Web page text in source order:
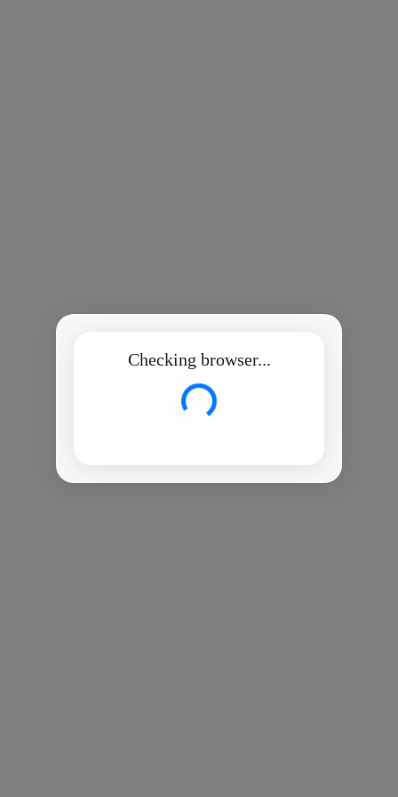
Checking browser...